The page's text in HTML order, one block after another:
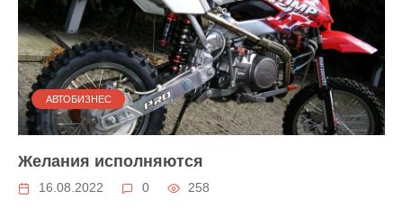
АВТОБИЗНЕС
Желания исполняются
16.08.2022 0 258